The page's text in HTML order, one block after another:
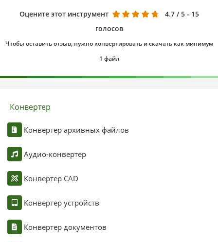
Оцените этот инструмент 4.7 / 5 - 15
голосов
Чтобы оставить отзыв, нужно конвертировать и скачать как минимум
1 файл
Конвертер
Конвертер архивных файлов
Аудио-конвертер
Конвертер CAD
Конвертер устройств
Конвертер документов